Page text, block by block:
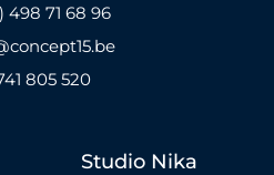
498 71 68 96
805 520
Studio Nika